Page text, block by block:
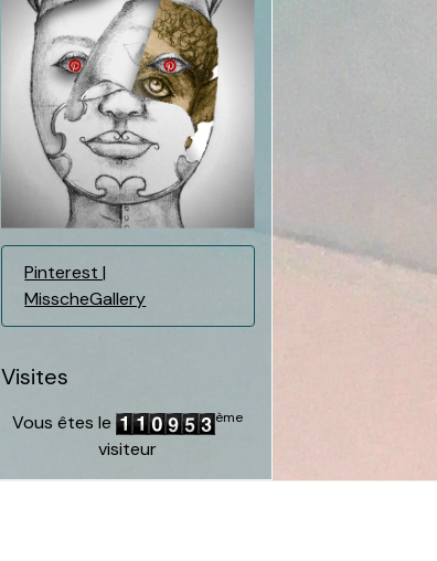
Pinterest |
MisscheGallery
Visites
Vous êtes le ème
visiteur